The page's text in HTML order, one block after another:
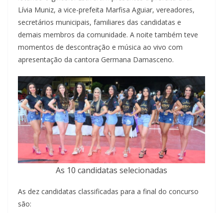
Lívia Muniz, a vice-prefeita Marfisa Aguiar, vereadores,
secretários municipais, familiares das candidatas e
demais membros da comunidade. A noite também teve
momentos de descontração e música ao vivo com
apresentação da cantora Germana Damasceno.
As 10 candidatas selecionadas
As dez candidatas classificadas para a final do concurso
são: